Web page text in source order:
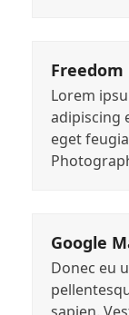
Lorem
adipiscing
eget
Google
Donec eu